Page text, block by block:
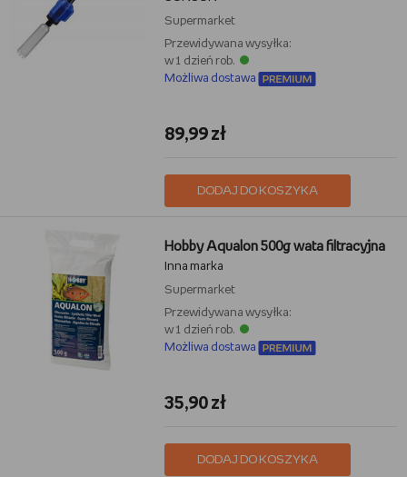
Supermarket
Przewidywana wysyłka:
w 1 dzień rob.
Możliwa dostawa
89,99 zł
DODAJ DO KOSZYKA
Hobby Aqualon 500g wata filtracyjna
Inna marka
Supermarket
Przewidywana wysyłka:
w 1 dzień rob.
Możliwa dostawa
35,90 zł
DODAJ DO KOSZYKA